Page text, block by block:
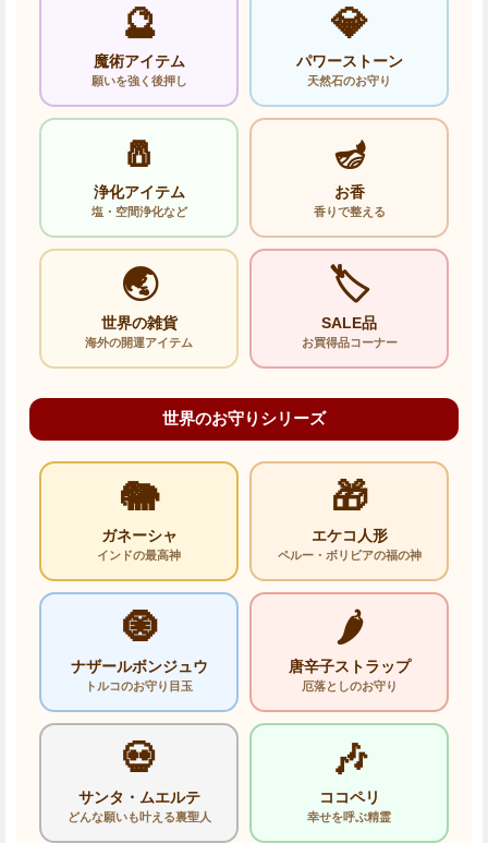
🔮
魔術アイテム
願いを強く後押し
💎
パワーストーン
天然石のお守り
🧂
浄化アイテム
塩・空間浄化など
🪔
お香
香りで整える
🌏
世界の雑貨
海外の開運アイテム
🏷️
SALE品
お買得品コーナー
世界のお守りシリーズ
🐘
ガネーシャ
インドの最高神
🎁
エケコ人形
ペルー・ボリビアの福の神
🧿
ナザールボンジュウ
トルコのお守り目玉
🌶️
唐辛子ストラップ
厄落としのお守り
💀
サンタ・ムエルテ
どんな願いも叶える裏聖人
🎶
ココペリ
幸せを呼ぶ精霊